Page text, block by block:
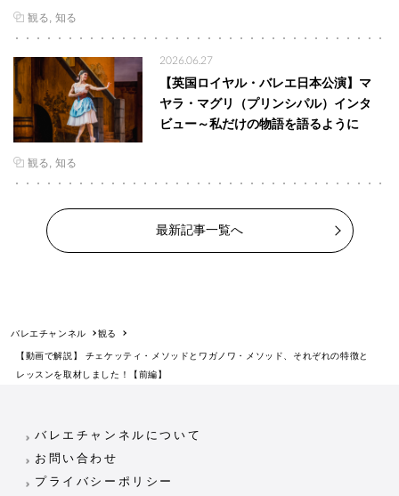
観る 知る
2026.06.27
【英国ロイヤル・バレエ日本公演】マ
ヤラ・マグリ（プリンシパル）インタ
ビュー～私だけの物語を語るように
観る 知る
最新記事一覧へ
バレエチャンネル 観る
【動画で解説】 チェケッティ・メソッドとワガノワ・メソッド、それぞれの特徴と
レッスンを取材しました！【前編】
バレエチャンネルについて
お問い合わせ
プライバシーポリシー